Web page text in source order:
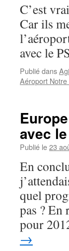
C’est
Car ils
avec le
Publié dans
Aéroport
avec
Publié le23
En
quel
pas ? En
pour
→